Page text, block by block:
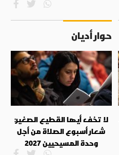
حوار أديان
لا تخف أيها القطيع الصغير:
شعار أسبوع الصلاة من أجل
وحدة المسيحيين 2027